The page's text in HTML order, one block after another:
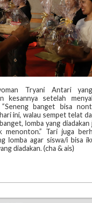
Tryani Antari
kesannya setelah
“Seneng banget bisa
ini, walau sempet telat
lomba yang
menonton.” Tari juga
lomba agar siswa/i bisa
diadakan. (cha & ais)